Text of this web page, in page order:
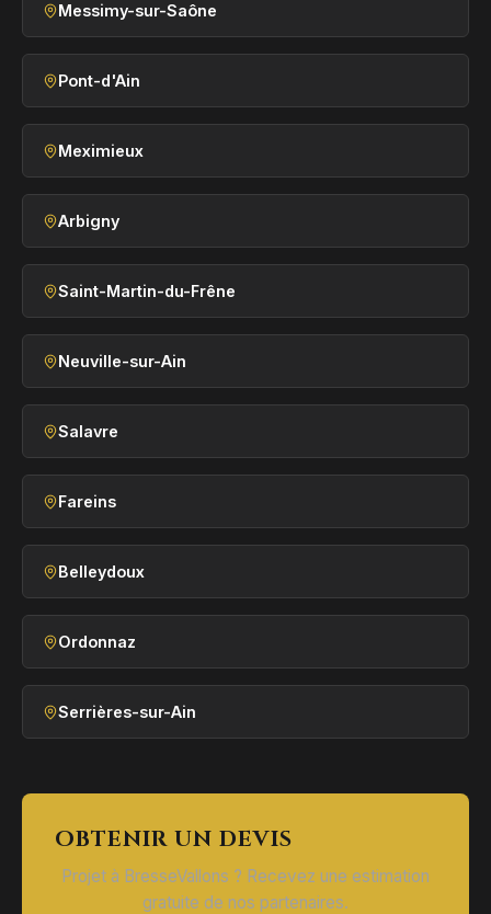
Messimy-sur-Saône
Pont-d'Ain
Meximieux
Arbigny
Saint-Martin-du-Frêne
Neuville-sur-Ain
Salavre
Fareins
Belleydoux
Ordonnaz
Serrières-sur-Ain
OBTENIR UN DEVIS
Projet à BresseVallons ? Recevez une estimation
gratuite de nos partenaires.